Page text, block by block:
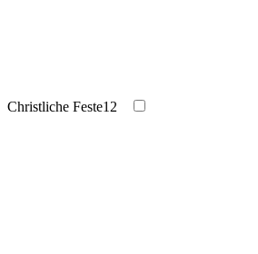
Christliche Feste12